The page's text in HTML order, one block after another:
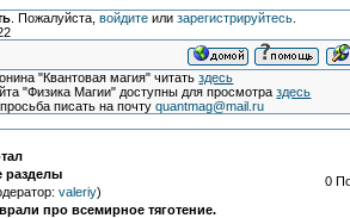
. Пожалуйста, войдитеили зарегистрируйтесь.
"Квантовая магия" читатьздесь
"Физика Магии" доступны для просмотраздесь
писать на почтуquantmag@mail.ru
разделы
valeriy)
про всемирное тяготение.
0